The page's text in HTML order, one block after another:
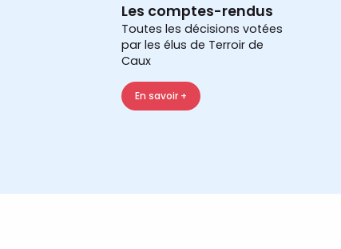
Les comptes-rendus
Toutes les décisions votées
par les élus de Terroir de
Caux
En savoir +